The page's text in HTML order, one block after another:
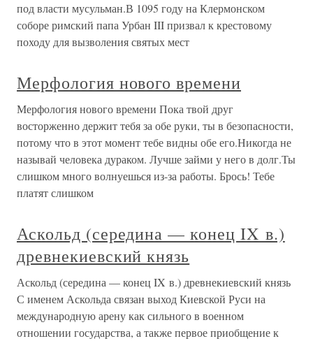
под власти мусульман.В 1095 году на Клермонском
соборе римский папа Урбан III призвал к крестовому
походу для вызволения святых мест
Мерфология нового времени
Мерфология нового времени Пока твой друг
восторженно держит тебя за обе руки, ты в безопасности,
потому что в этот момент тебе видны обе его.Никогда не
называй человека дураком. Лучше займи у него в долг.Ты
слишком много волнуешься из-за работы. Брось! Тебе
платят слишком
Аскольд (середина — конец IX в.)
древнекиевский князь
Аскольд (середина — конец IX в.) древнекиевский князь
С именем Аскольда связан выход Киевской Руси на
международную арену как сильного в военном
отношении государства, а также первое приобщение к